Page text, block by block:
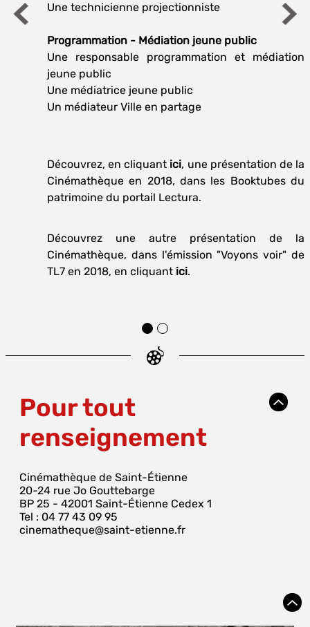
Une technicienne projectionniste
Programmation - Médiation jeune public
Une responsable programmation et médiation
jeune public
Une médiatrice jeune public
Un médiateur Ville en partage
Découvrez, en cliquant ici, une présentation de la
Cinémathèque en 2018, dans les Booktubes du
patrimoine du portail Lectura.
Découvrez une autre présentation de la
Cinémathèque, dans l'émission "Voyons voir" de
TL7 en 2018, en cliquant ici.
Pour tout
renseignement
Cinémathèque de Saint-Étienne
20-24 rue Jo Gouttebarge
BP 25 - 42001 Saint-Étienne Cedex 1
Tel : 04 77 43 09 95
cinematheque@saint-etienne.fr